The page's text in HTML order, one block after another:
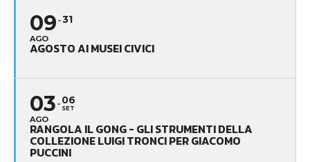
09
AGO
31
AGOSTO AI MUSEI CIVICI
03
AGO
06
SET
RANGOLA IL GONG - GLI STRUMENTI DELLA
COLLEZIONE LUIGI TRONCI PER GIACOMO
PUCCINI